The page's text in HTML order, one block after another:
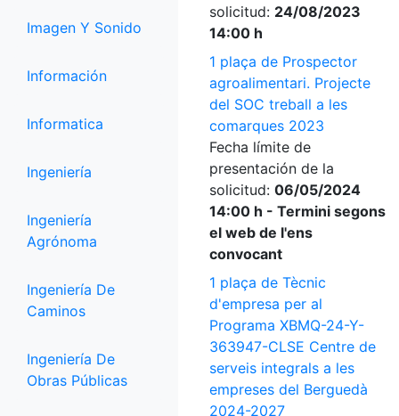
Imagen Y Sonido
Información
Informatica
Ingeniería
Ingeniería
Agrónoma
Ingeniería De
Caminos
Ingeniería De
Obras Públicas
solicitud: 24/08/2023
14:00 h
1 plaça de Prospector
agroalimentari. Projecte
del SOC treball a les
comarques 2023
Fecha límite de
presentación de la
solicitud: 06/05/2024
14:00 h - Termini segons
el web de l'ens
convocant
1 plaça de Tècnic
d'empresa per al
Programa XBMQ-24-Y-
363947-CLSE Centre de
serveis integrals a les
empreses del Berguedà
2024-2027